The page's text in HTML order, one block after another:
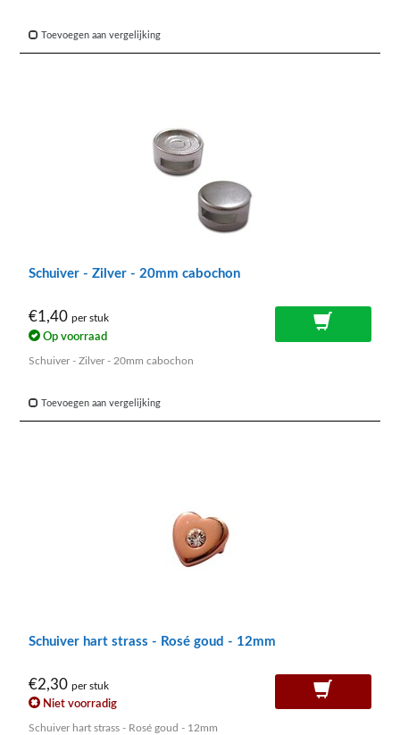
Toevoegen aan vergelijking
Schuiver - Zilver - 20mm cabochon
€1,40 per stuk
Op voorraad
Schuiver - Zilver - 20mm cabochon
Toevoegen aan vergelijking
Schuiver hart strass - Rosé goud - 12mm
€2,30 per stuk
Niet voorradig
Schuiver hart strass - Rosé goud - 12mm